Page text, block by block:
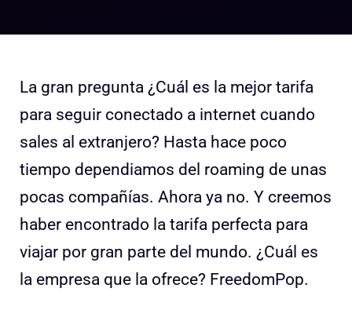
La gran pregunta ¿Cuál es la mejor tarifa
para seguir conectado a internet cuando
sales al extranjero? Hasta hace poco
tiempo dependiamos del roaming de unas
pocas compañías. Ahora ya no. Y creemos
haber encontrado la tarifa perfecta para
viajar por gran parte del mundo. ¿Cuál es
la empresa que la ofrece? FreedomPop.